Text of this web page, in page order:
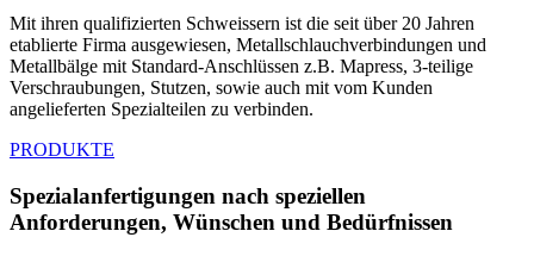
Mit ihren qualifizierten Schweissern ist die seit über 20 Jahren
etablierte Firma ausgewiesen, Metallschlauchverbindungen und
Metallbälge mit Standard-Anschlüssen z.B. Mapress, 3-teilige
Verschraubungen, Stutzen, sowie auch mit vom Kunden
angelieferten Spezialteilen zu verbinden.
PRODUKTE
Spezialanfertigungen nach speziellen
Anforderungen, Wünschen und Bedürfnissen